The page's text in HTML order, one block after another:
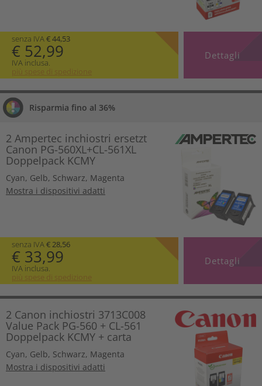
senza IVA€ 44,53
€ 52,99
IVA inclusa.
più spese di spedizione
Dettagli
Risparmia fino al 36%
2 Ampertec inchiostri ersetzt
Canon PG-560XL+CL-561XL
Doppelpack KCMY
Cyan, Gelb, Schwarz, Magenta
Mostra i dispositivi adatti
senza IVA€ 28,56
€ 33,99
IVA inclusa.
più spese di spedizione
Dettagli
2 Canon inchiostri 3713C008
Value Pack PG-560 + CL-561
Doppelpack KCMY + carta
Cyan, Gelb, Schwarz, Magenta
Mostra i dispositivi adatti